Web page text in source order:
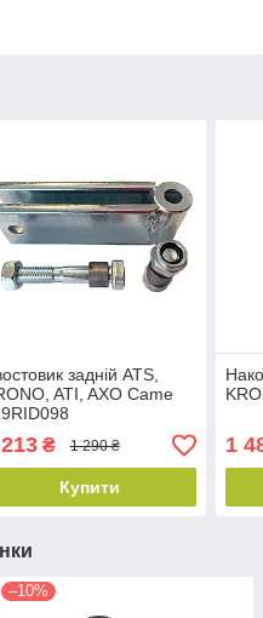
задній ATS,
ATI, AXO Came
₴ 1 290 ₴
Купити
1
–10%